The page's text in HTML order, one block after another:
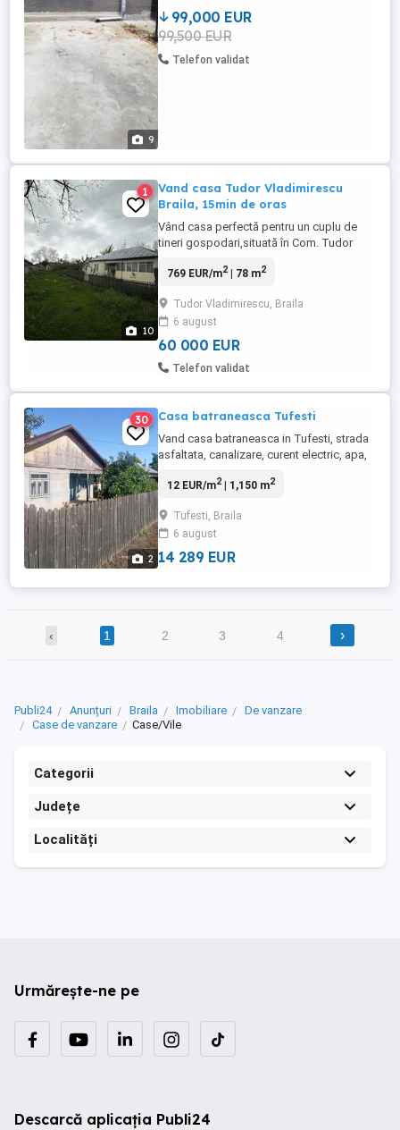
9
betonata. Pretabil si ...
99,000 EUR
99,500 EUR
Telefon validat
10
1
Vand casa Tudor Vladimirescu
Braila, 15min de oras
Vând casa perfectă pentru un cuplu de
tineri gospodari,situată în Com. Tudor
două bucătării, cu toaletă in curte şi alte
se poate viziona in perioada iulie-august,
pentru mai multe detalii mă puteți
contacta pe WhatsApp ...
769 EUR/m2| 78 m2
Tudor Vladimirescu, Braila
6 august
60 000 EUR
Telefon validat
2
30 Casa batraneasca Tufesti
Vand casa batraneasca in Tufesti, strada
asfaltata, canalizare, curent electric, apa,
12 EUR/m2| 1,150 m2
Tufesti, Braila
6 august
14 289 EUR
‹ 1 2 3 4 ›
Publi24 Anunțuri Braila Imobiliare
De vanzare
Case de vanzare
Case/Vile
Categorii
Județe
Localități
Urmărește-ne pe
Descarcă aplicația Publi24